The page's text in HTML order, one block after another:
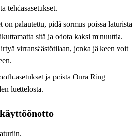
tehdasasetukset.
on palautettu, pidä sormus poissa laturista
sitä ja odota kaksi minuuttia.
virransäästötilaan, jonka jälkeen voit
asetukset ja poista Oura Ring
luettelosta.